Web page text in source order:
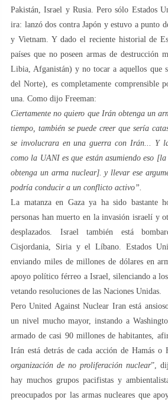
Pakistán, Israel y Rusia. Pero sólo Estados
ira: lanzó dos contra Japón y estuvo a punto
y Vietnam. Y dado el reciente historial de
países que no poseen armas de destrucción
Libia, Afganistán) y no tocar a aquellos que
del Norte), es completamente comprensible
una. Como dijo Freeman:
Ciertamente no quiero que Irán obtenga un
tiempo, también se puede creer que sería
se involucrara en una guerra con Irán... Y
como la UANI es que están asumiendo eso
obtenga un arma nuclear]. y llevar ese
podría conducir a un conflicto activo”.
La matanza en Gaza ya ha sido bastante
personas han muerto en la invasión israelí y
desplazados. Israel también está
Cisjordania, Siria y el Líbano. Estados
enviando miles de millones de dólares en
apoyo político férreo a Israel, silenciando a
vetando resoluciones de las Naciones Unidas.
Pero United Against Nuclear Iran está
un nivel mucho mayor, instando a
armado de casi 90 millones de habitantes,
Irán está detrás de cada acción de Hamás o
organización de no proliferación nuclear”,
hay muchos grupos pacifistas y
preocupados por las armas nucleares que